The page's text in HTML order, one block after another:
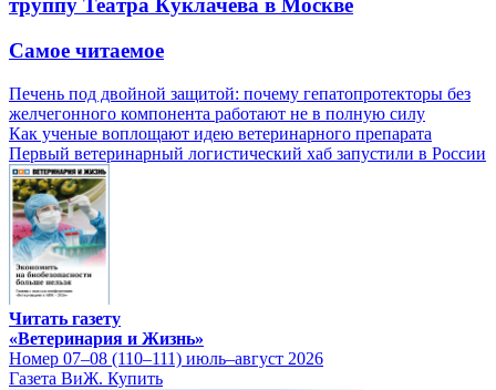
труппу Театра Куклачева в Москве
Самое читаемое
Печень под двойной защитой: почему гепатопротекторы без
желчегонного компонента работают не в полную силу
Как ученые воплощают идею ветеринарного препарата
Первый ветеринарный логистический хаб запустили в России
Читать газету
«Ветеринария и Жизнь»
Номер 07–08 (110–111) июль–август 2026
Газета ВиЖ. Купить